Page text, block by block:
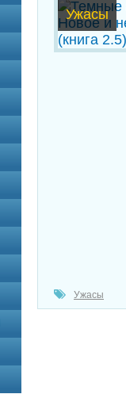
Ужасы
Ужасы